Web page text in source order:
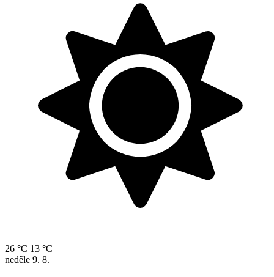
26 °C 13 °C
neděle 9. 8.